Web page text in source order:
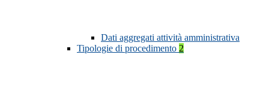
Dati aggregati attività amministrativa
Tipologie di procedimento 2